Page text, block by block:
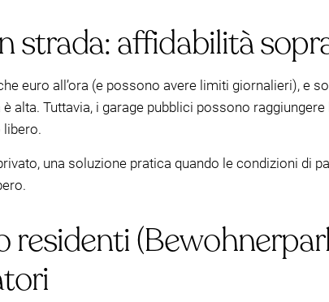
strada: affidabilità
euro all’ora (e possono avere limiti giornalieri), e
alta. Tuttavia, i garage pubblici possono
libero.
una soluzione pratica quando le condizioni di
residenti